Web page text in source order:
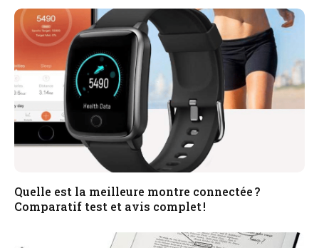
Quelle est la meilleure montre connectée ?
Comparatif test et avis complet !